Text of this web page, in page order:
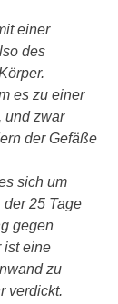
einer
des
es zu einer
und zwar
der Gefäße
sich um
25 Tage
gegen
ist eine
zu
verdickt.